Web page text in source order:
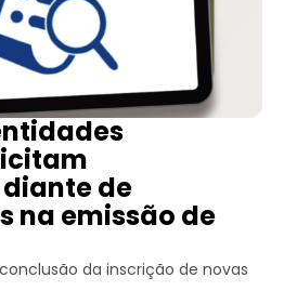
de
na emissão de
da inscrição de novas